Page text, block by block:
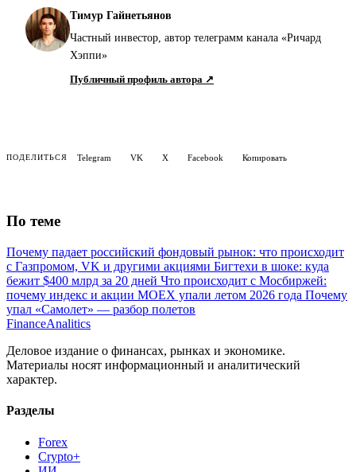
Тимур Гайнетьянов
Частный инвестор, автор телеграмм канала «Ричард
Хэппи»
Публичный профиль автора ↗
ПОДЕЛИТЬСЯ Telegram VK X Facebook Копировать
По теме
Почему падает российский фондовый рынок: что происходит
с Газпромом, VK и другими акциями Бигтехи в шоке: куда
бежит $400 млрд за 20 дней Что происходит с Мосбиржей:
почему индекс и акции MOEX упали летом 2026 года Почему
упал «Самолет» — разбор полетов
FinanceAnalitics
Деловое издание о финансах, рынках и экономике.
Материалы носят информационный и аналитический
характер.
Разделы
Forex
Crypto+